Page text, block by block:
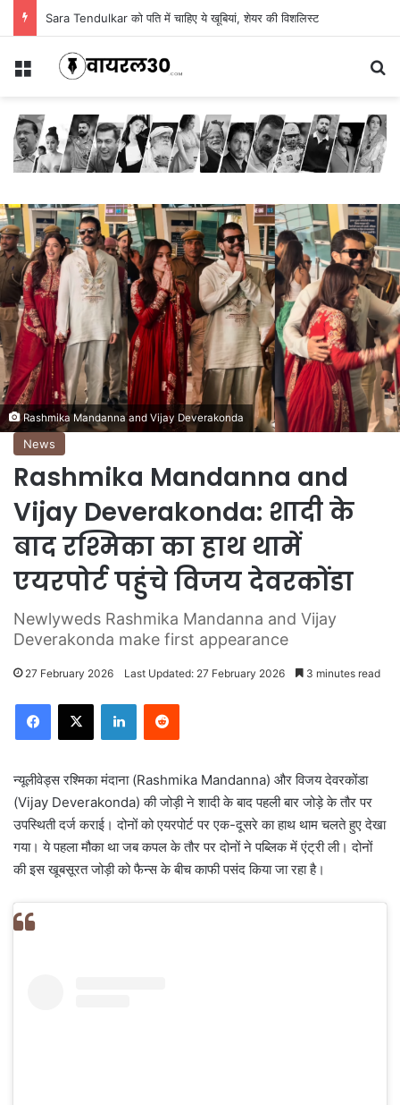
Sara Tendulkar को पति में चाहिए ये खूबियां, शेयर की विशलिस्ट
Menu
Rashmika Mandanna and Vijay Deverakonda
News
Rashmika Mandanna and
Vijay Deverakonda: शादी के
बाद रश्मिका का हाथ थामें
एयरपोर्ट पहुंचे विजय देवरकोंडा
Newlyweds Rashmika Mandanna and Vijay
Deverakonda make first appearance
27 February 2026 Last Updated: 27 February 2026 3 minutes read
LinkedInReddit
न्यूलीवेड्स रश्मिका मंदाना (Rashmika Mandanna) और विजय देवरकोंडा
(Vijay Deverakonda) की जोड़ी ने शादी के बाद पहली बार जोड़े के तौर पर
उपस्थिती दर्ज कराई। दोनों को एयरपोर्ट पर एक-दूसरे का हाथ थाम चलते हुए देखा
गया। ये पहला मौका था जब कपल के तौर पर दोनों ने पब्लिक में एंट्री ली। दोनों
की इस खूबसूरत जोड़ी को फैन्स के बीच काफी पसंद किया जा रहा है।